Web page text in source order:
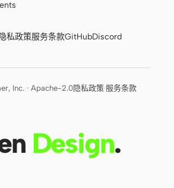
隐私政策服务条款GitHubDiscord
Inc. · Apache-2.0隐私政策·服务条款
Design.